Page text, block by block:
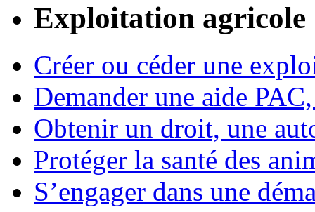
Exploitation agricole
Créer ou céder une
Demander une aide
Obtenir un droit, une
Protéger la santé des
S’engager dans une